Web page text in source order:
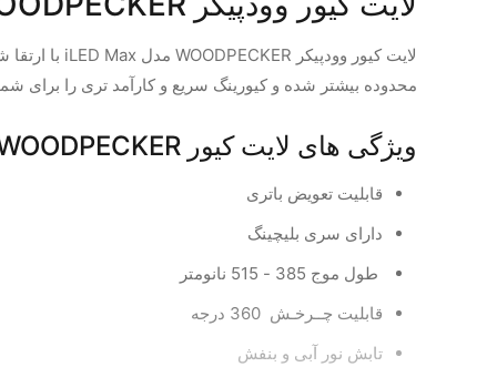
محدوده بیشتر شده و کیورینگ سریع و کارآمد تری را برای
ویژگی های لایت کیور WOODPECKER مدل iLED Max :
قابلیت تعویض باتری
دارای سری بلیچینگ
طول موج 385 - 515 نانومتر
قابلیت چــرخـش 360 درجه
تابش نور آبی و بنفش